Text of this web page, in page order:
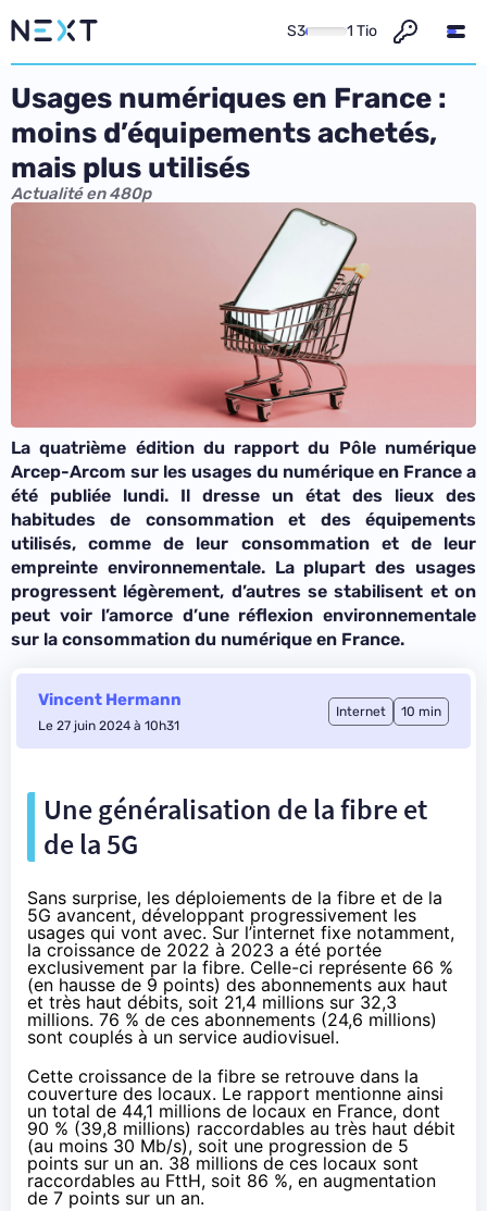
S3 1 Tio
Usages numériques en France :
moins d’équipements achetés,
mais plus utilisés
Actualité en 480p
La quatrième édition du rapport du Pôle numérique
Arcep-Arcom sur les usages du numérique en France a
été publiée lundi. Il dresse un état des lieux des
habitudes de consommation et des équipements
utilisés, comme de leur consommation et de leur
empreinte environnementale. La plupart des usages
progressent légèrement, d’autres se stabilisent et on
peut voir l’amorce d’une réflexion environnementale
sur la consommation du numérique en France.
Vincent Hermann
Le 27 juin 2024 à 10h31
Internet 10 min
Une généralisation de la fibre et
de la 5G
Sans surprise, les déploiements de la fibre et de la
5G avancent, développant progressivement les
usages qui vont avec. Sur l’internet fixe notamment,
la croissance de 2022 à 2023 a été portée
exclusivement par la fibre. Celle-ci représente 66 %
(en hausse de 9 points) des abonnements aux haut
et très haut débits, soit 21,4 millions sur 32,3
millions. 76 % de ces abonnements (24,6 millions)
sont couplés à un service audiovisuel.
Cette croissance de la fibre se retrouve dans la
couverture des locaux. Le rapport mentionne ainsi
un total de 44,1 millions de locaux en France, dont
90 % (39,8 millions) raccordables au très haut débit
(au moins 30 Mb/s), soit une progression de 5
points sur un an. 38 millions de ces locaux sont
raccordables au FttH, soit 86 %, en augmentation
de 7 points sur un an.